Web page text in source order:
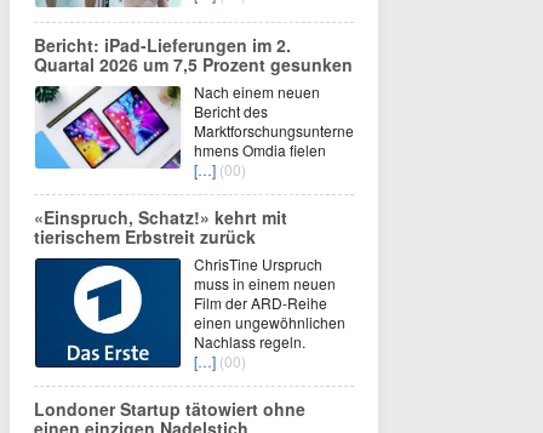
Bericht: iPad-Lieferungen im 2.
Quartal 2026 um 7,5 Prozent gesunken
Nach einem neuen
Bericht des
Marktforschungsunterne
hmens Omdia fielen
[…] (00)
«Einspruch, Schatz!» kehrt mit
tierischem Erbstreit zurück
ChrisTine Urspruch
muss in einem neuen
Film der ARD-Reihe
einen ungewöhnlichen
Nachlass regeln.
[…] (00)
Londoner Startup tätowiert ohne
einen einzigen Nadelstich